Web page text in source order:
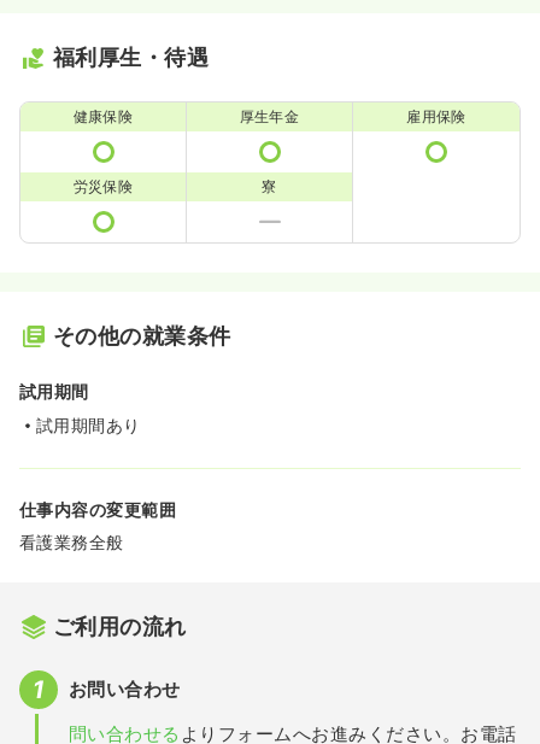
福利厚生・待遇
健康保険 厚生年金 雇用保険
労災保険 寮
その他の就業条件
試用期間
試用期間あり
仕事内容の変更範囲
看護業務全般
ご利用の流れ
お問い合わせ
問い合わせる よりフォームへお進みください。お電話